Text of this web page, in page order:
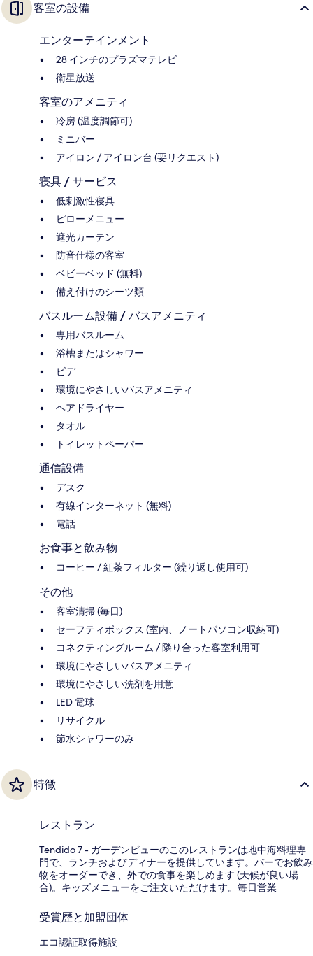
客室の設備
エンターテインメント
28 インチのプラズマテレビ
衛星放送
客室のアメニティ
冷房 (温度調節可)
ミニバー
アイロン / アイロン台 (要リクエスト)
寝具 / サービス
低刺激性寝具
ピローメニュー
遮光カーテン
防音仕様の客室
ベビーベッド (無料)
備え付けのシーツ類
バスルーム設備 / バスアメニティ
専用バスルーム
浴槽またはシャワー
ビデ
環境にやさしいバスアメニティ
ヘアドライヤー
タオル
トイレットペーパー
通信設備
デスク
有線インターネット (無料)
電話
お食事と飲み物
コーヒー / 紅茶フィルター (繰り返し使用可)
その他
客室清掃 (毎日)
セーフティボックス (室内、ノートパソコン収納可)
コネクティングルーム / 隣り合った客室利用可
環境にやさしいバスアメニティ
環境にやさしい洗剤を用意
LED 電球
リサイクル
節水シャワーのみ
特徴
レストラン
Tendido 7 - ガーデンビューのこのレストランは地中海料理専
門で、ランチおよびディナーを提供しています。バーでお飲み
物をオーダーでき、外での食事を楽しめます (天候が良い場
合)。キッズメニューをご注文いただけます。毎日営業
受賞歴と加盟団体
エコ認証取得施設